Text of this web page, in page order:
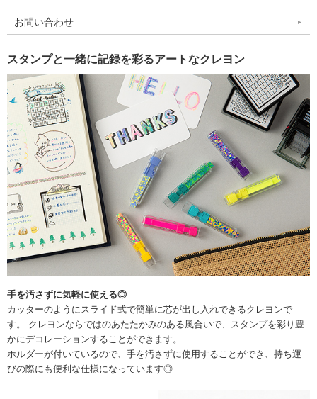
お問い合わせ
スタンプと一緒に記録を彩るアートなクレヨン
手を汚さずに気軽に使える◎
カッターのようにスライド式で簡単に芯が出し入れできるクレヨンで
す。 クレヨンならではのあたたかみのある風合いで、スタンプを彩り豊
かにデコレーションすることができます。
ホルダーが付いているので、手を汚さずに使用することができ、持ち運
びの際にも便利な仕様になっています◎